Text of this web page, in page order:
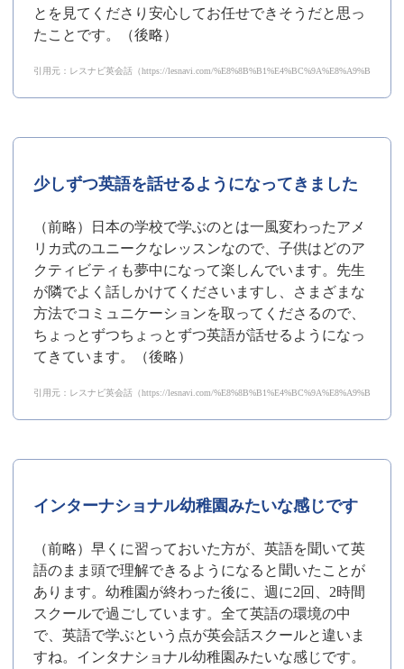
とを見てくださり安心してお任せできそうだと思っ
たことです。（後略）
引用元：レスナビ英会話（https://lesnavi.com/%E8%8B%B1%E4%BC%9A%E8%A9%B1/1267）
少しずつ英語を話せるようになってきました
（前略）日本の学校で学ぶのとは一風変わったアメ
リカ式のユニークなレッスンなので、子供はどのア
クティビティも夢中になって楽しんでいます。先生
が隣でよく話しかけてくださいますし、さまざまな
方法でコミュニケーションを取ってくださるので、
ちょっとずつちょっとずつ英語が話せるようになっ
てきています。（後略）
引用元：レスナビ英会話（https://lesnavi.com/%E8%8B%B1%E4%BC%9A%E8%A9%B1/1267）
インターナショナル幼稚園みたいな感じです
（前略）早くに習っておいた方が、英語を聞いて英
語のまま頭で理解できるようになると聞いたことが
あります。幼稚園が終わった後に、週に2回、2時間
スクールで過ごしています。全て英語の環境の中
で、英語で学ぶという点が英会話スクールと違いま
すね。インタナショナル幼稚園みたいな感じです。